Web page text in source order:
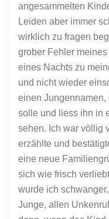
angesammelten
Leiden aber immer
wirklich zu fragen
grober Fehler
eines Nachts zu
und nicht wieder
einen Jungennamen,
solle und liess ihn in
sehen. Ich war völlig
erzählte und
eine neue
sich wie frisch
wurde ich
Junge, allen